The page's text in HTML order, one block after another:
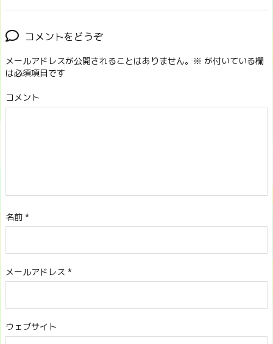
コメントをどうぞ
メールアドレスが公開されることはありません。 ※ が付いている欄
は必須項目です
コメント
名前 *
メールアドレス *
ウェブサイト